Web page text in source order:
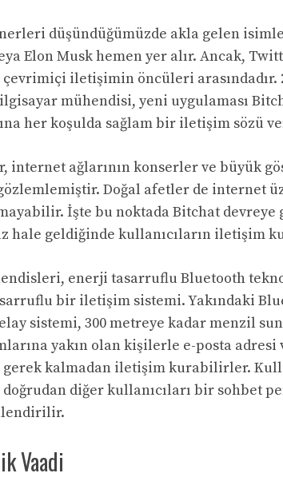
düşündüğümüzde akla gelen
Elon Musk hemen yer alır. Ancak,
çevrimiçi iletişimin öncüleri
mühendisi, yeni uygulaması
her koşulda sağlam bir iletişim sözü
internet ağlarının konserler ve büyük
gözlemlemiştir. Doğal afetler de internet
İşte bu noktada Bitchat devreye
hale geldiğinde kullanıcıların iletişim
enerji tasarruflu Bluetooth
bir iletişim sistemi. Yakındaki
sistemi, 300 metreye kadar menzil
yakın olan kişilerle e-posta adresi
gerek kalmadan iletişim kurabilirler.
diğer kullanıcıları bir sohbet
Vaadi